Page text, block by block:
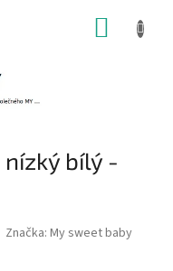
bílý -
Značka: My sweet baby